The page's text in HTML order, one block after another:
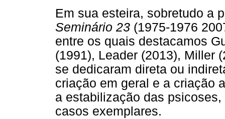
Em sua esteira, sobretudo a
Seminário 23 (1975-1976
entre os quais destacamos
(1991), Leader (2013), Miller
se dedicaram direta ou
criação em geral e a criação
a estabilização das
casos exemplares.